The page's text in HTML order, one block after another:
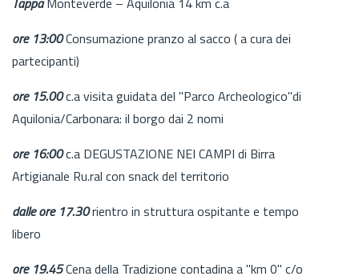
ore 13:00Consumazione pranzo al sacco ( a cura dei
partecipanti)
ore 15.00c.a visita guidata del "Parco Archeologico"di
Aquilonia/Carbonara: il borgo dai 2 nomi
ore 16:00c.a DEGUSTAZIONE NEI CAMPI di Birra
Artigianale Ru.ral con snack del territorio
dalle ore 17.30rientro in struttura ospitante e tempo
libero
ore 19.45Cena della Tradizione contadina a "km 0" c/o